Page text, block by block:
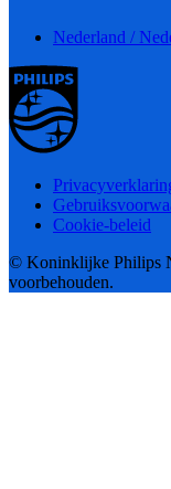
Nederland /
Cookie-beleid
© Koninklijke Philips
voorbehouden.